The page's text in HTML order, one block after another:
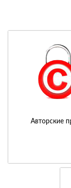
Авторские